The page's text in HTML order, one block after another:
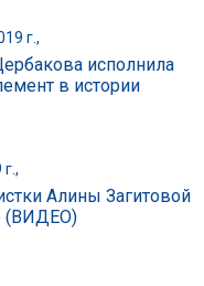
г.,
исполнила
в истории
Алины Загитовой
(ВИДЕО)